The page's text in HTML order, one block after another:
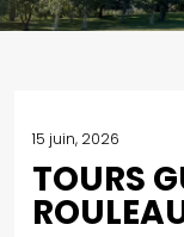
15 juin, 2026
TOURS